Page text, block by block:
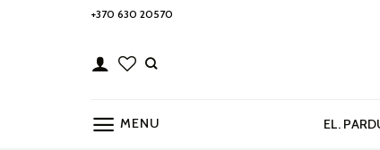
+370 630 20570
MENU EL.